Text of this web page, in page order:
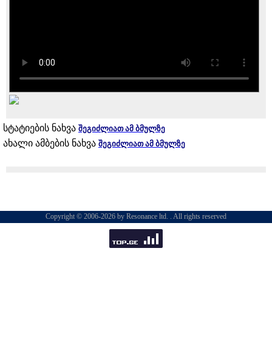
სტატიების ნახვა შეგიძლიათ ამ ბმულზე
ახალი ამბების ნახვა შეგიძლიათ ამ ბმულზე
Copyright © 2006-2026 by Resonance ltd. . All rights reserved